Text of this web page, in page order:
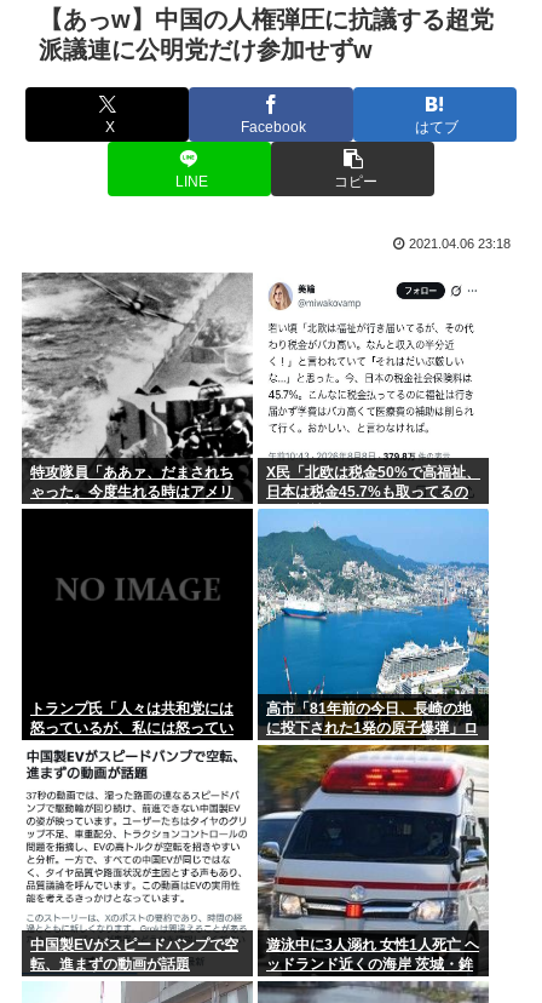
いし、...
八王子...
熊本医大「人に馬の血を輸血したら死んだ」（日本人かは不
日本メーカーは猛省せよ！ 軽スーパーハイトワゴン初の
EV「BYD...
ヒコロヒーと無料でキス する？
はてな、11億円流出の調査報告書を公開。 偽警察、口外禁
止、残業...
糖質寛解傾向なんだが、「猫が満足げな返事してる」と言った
EXIT兼近（35）「トー横キッズは悪くない。彼女らを利用し
搾取...
女優の小川真由美さん86歳で死去 晩年は家さえ失くしていた
ことが...
赤ちゃん産めなくなったペットショップのメス犬さん（6）里
親募集さ...
おっさんのハーフパンツ、否定派が7割。女性「おっさんのす
ね毛なん...
家賃2000円値上げするって言われたんだけど
ケンモメンが"あえて"結婚をしない理由ってなんなの？
【画像】俺、ローカルAIでイケメンをすっぽんぽんにしてしま
【画像】たぬき系女優はやっぱええな
【画像】オッサン「よーし、GANTZのコスプレしてコミケ行
くかー...
【あっw】中国の人権弾圧に抗議する超党
派議連に公明党だけ参加せずw
X Facebook はてブ
LINE コピー
2021.04.06 23:18
特攻隊員「ああァ、だまされち
ゃった。今度生れる時はアメリ
カへ生れるぞ」
X民「北欧は税金50%で高福祉、
日本は税金45.7%も取ってるの
に低福祉、おかしいよ」 11万い
いね
トランプ氏「人々は共和党には
怒っているが、私には怒ってい
ない」
高市「81年前の今日、長崎の地
に投下された1発の原子爆弾」ロ
シア「待って。《誰が》落とし
たの？ねぇ、なんでそこ伏せる
の？」
中国製EVがスピードバンプで空
転、進まずの動画が話題
遊泳中に3人溺れ 女性1人死亡 ヘ
ッドランド近くの海岸 茨城・鉾
田